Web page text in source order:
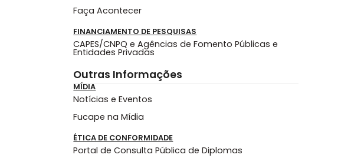
Faça Acontecer
FINANCIAMENTO DE PESQUISAS
CAPES/CNPQ e Agências de Fomento Públicas e
Entidades Privadas
Outras Informações
MÍDIA
Notícias e Eventos
Fucape na Mídia
ÉTICA DE CONFORMIDADE
Portal de Consulta Pública de Diplomas